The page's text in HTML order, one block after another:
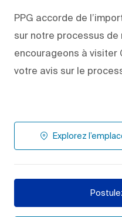
PPG accorde de
sur notre processus de
encourageons à visiter
votre avis sur le
Explorez